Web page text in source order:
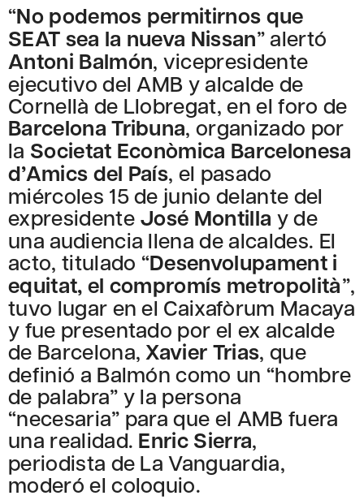
“No podemos permitirnos que
SEAT sea la nueva Nissan” alertó
Antoni Balmón, vicepresidente
ejecutivo del AMB y alcalde de
Cornellà de Llobregat, en el foro de
Barcelona Tribuna, organizado por
la Societat Econòmica Barcelonesa
d’Amics del País, el pasado
miércoles 15 de junio delante del
expresidente José Montilla y de
una audiencia llena de alcaldes. El
acto, titulado “Desenvolupament i
equitat, el compromís metropolità”,
tuvo lugar en el Caixafòrum Macaya
y fue presentado por el ex alcalde
de Barcelona,Xavier Trias, que
definió a Balmón como un “hombre
de palabra” y la persona
“necesaria” para que el AMB fuera
una realidad. Enric Sierra,
periodista de La Vanguardia,
moderó el coloquio.